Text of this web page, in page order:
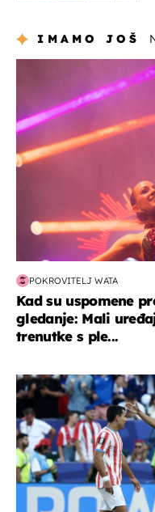
IMAMO JOŠ
POKROVITELJ WATA
Kad su uspomene
gledanje: Mali
trenutke s ple...
svjetsko prvenstvo